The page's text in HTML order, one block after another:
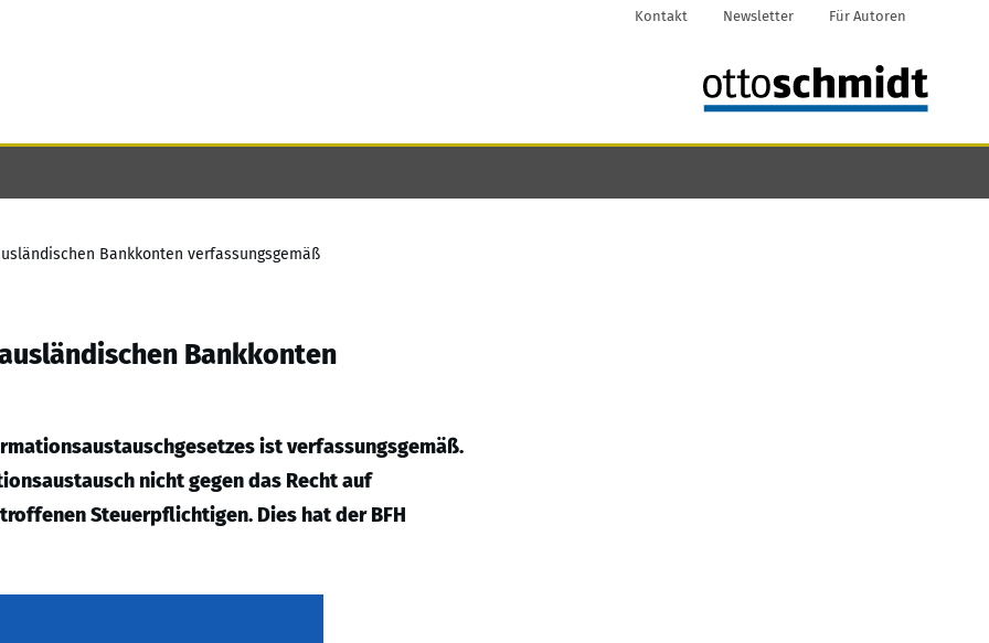
Kontakt Newsletter Für Autoren
Bankkonten verfassungsgemäß
Bankkonten
ist verfassungsgemäß.
nicht gegen das Recht auf
Steuerpflichtigen. Dies hat der BFH